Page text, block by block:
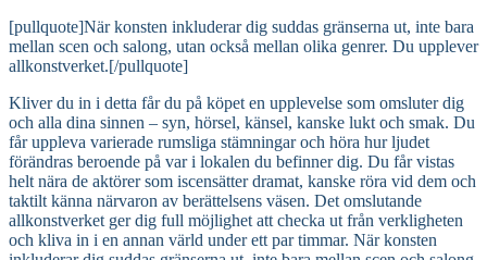
[pullquote]När konsten inkluderar dig suddas gränserna ut, inte bara
mellan scen och salong, utan också mellan olika genrer. Du upplever
allkonstverket.[/pullquote]
Kliver du in i detta får du på köpet en upplevelse som omsluter dig
och alla dina sinnen – syn, hörsel, känsel, kanske lukt och smak. Du
får uppleva varierade rumsliga stämningar och höra hur ljudet
förändras beroende på var i lokalen du befinner dig. Du får vistas
helt nära de aktörer som iscensätter dramat, kanske röra vid dem och
taktilt känna närvaron av berättelsens väsen. Det omslutande
allkonstverket ger dig full möjlighet att checka ut från verkligheten
och kliva in i en annan värld under ett par timmar. När konsten